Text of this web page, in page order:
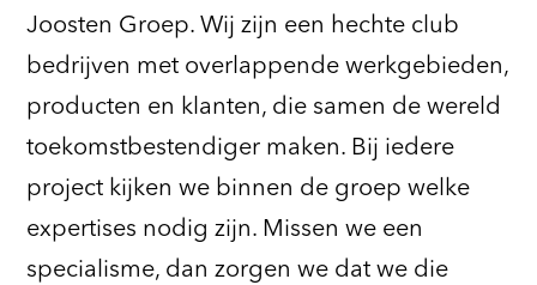
Joosten Groep. Wij zijn een hechte club
bedrijven met overlappende werkgebieden,
producten en klanten, die samen de wereld
toekomstbestendiger maken. Bij iedere
project kijken we binnen de groep welke
expertises nodig zijn. Missen we een
specialisme, dan zorgen we dat we die